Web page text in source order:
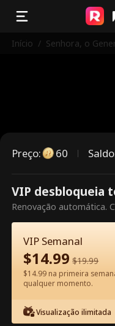
Início / Senhora, o
Este episódio
60
Preço: 60 Saldo
VIP desbloqueia
Renovação automática.
VIP Semanal
$14.99 $19.99
$14.99 na primeira
qualquer momento.
Visualização ilimitada